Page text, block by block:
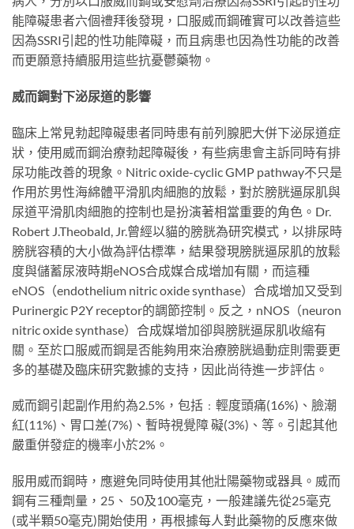
能障礙患者六個禮拜後發現，口服威而鋼確實可以改善這些
因為SSRI引起的性功能障礙，而且病患也因為性功能的改善
而更願意持續服用這些抗憂鬱藥物。
威而鋼對下泌尿道的影響
臨床上常見勃起障礙患者同時患有前列腺肥大併下泌尿道症
狀，使用威而鋼治療勃起障礙後，有些病患會主訴同時有排
尿功能改善的現象。Nitric oxide-cyclic GMP pathway不只是
作用於男性海綿體平滑肌肉細胞的放鬆，對於膀胱逼尿肌與
尿道平滑肌肉細胞的控制也是扮演著相當重要的角色。Dr.
Robert J.Theobald, Jr.曾經以貓的膀胱為研究模式，以排尿時
膀胱容積的大小做為評估標準，結果發現膀胱逼尿肌的放鬆
度與儲蓄尿液時期eNOS合成媒合成增加有關，而這種
eNOS（endothelium nitric oxide synthase）合成增加又受到
Purinergic P2Y receptor的調節控制。反之，nNOS（neuron
nitric oxide synthase）合成媒增加卻與膀胱逼尿肌收縮有
關。至於口服威而鋼是否能夠用來治療膀胱過動症則需要更
多的基礎及臨床研究數據的支持，因此尚待進一步評估。
威而鋼引起副作用約為2.5%，包括﹕輕度頭痛(16%)、臉潮
紅(11%)、胃口差(7%)、暫時視覺障 礙(3%)、等。引起其他
嚴重併發症的機率小於2%。
服用威而鋼時，應避免同時使用其他壯陽藥物或器具。威而
鋼有三種劑量，25、 50及100毫克，一般建議先從25毫克
(或半顆50毫克)開始使用，再根據每人對此藥物的反應來做